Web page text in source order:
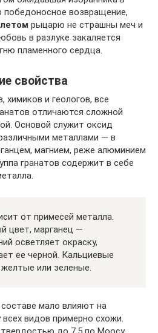
победоносное возвращение,
рыцарю не страшны меч и
в разлуке закаляется
пламенного сердца.
свойства
химиков и геологов, все
отличаются сложной
Основой служит оксид
металлами — в
магнием, реже алюминием
гранатов содержит в себе
от примесей металла.
цвет, марганец —
осветляет окраску,
ее черной. Кальциевые
или зеленые.
мало влияют на
всех видов примерно схожи.